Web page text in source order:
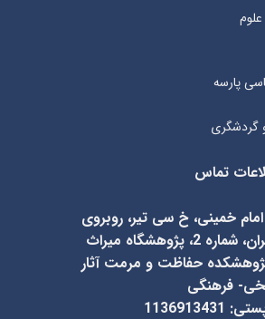
پارسه
تماس
خمینی، خ سی تیر، روبروی
ساختمان موزه ملی ایران، شماره 2، پژوهشگاه میراث
حفاظت و مرمت آثار
فرهنگی